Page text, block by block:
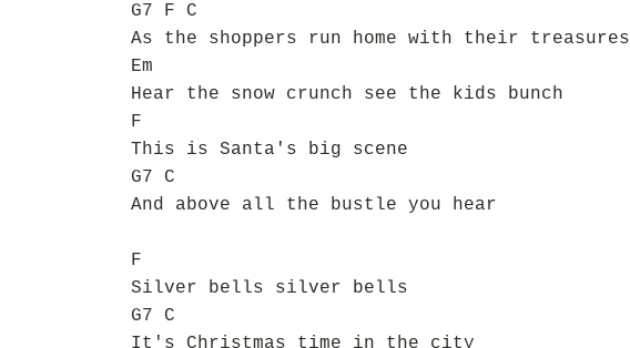
G7 F C
As the shoppers run home with their treasures
Em
Hear the snow crunch see the kids bunch
F
This is Santa's big scene
G7 C
And above all the bustle you hear
F
Silver bells silver bells
G7 C
It's Christmas time in the city